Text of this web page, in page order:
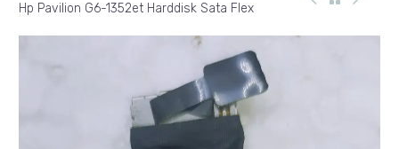
Hp Pavilion G6-1352et Harddisk Sata Flex